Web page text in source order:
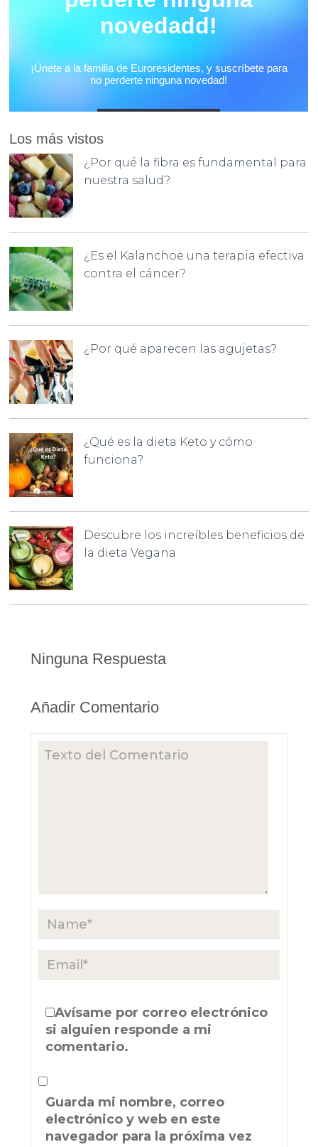
Los más vistos
¿Por qué la fibra es fundamental para
nuestra salud?
¿Es el Kalanchoe una terapia efectiva
contra el cáncer?
¿Por qué aparecen las agujetas?
¿Qué es la dieta Keto y cómo
funciona?
Descubre los increíbles beneficios de
la dieta Vegana
Ninguna Respuesta
Añadir Comentario
Avísame por correo electrónico
si alguien responde a mi
comentario.
Guarda mi nombre, correo
electrónico y web en este
navegador para la próxima vez